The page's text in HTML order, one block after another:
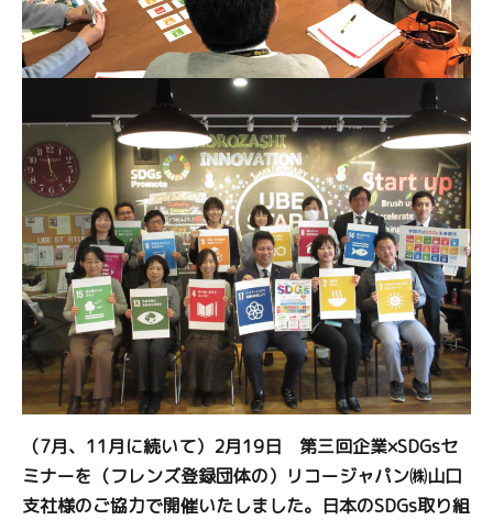
（7月、11月に続いて）2月19日 第三回企業×SDGsセ
ミナーを（フレンズ登録団体の）リコージャパン㈱山口
支社様のご協力で開催いたしました。日本のSDGs取り組